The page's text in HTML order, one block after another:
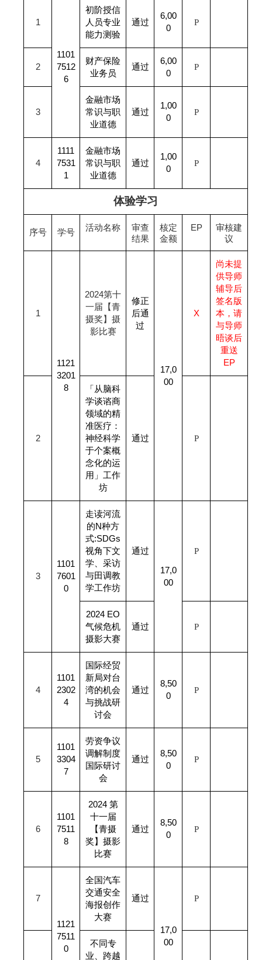
1
1101
7512
6
初阶授信
人员专业
能力测验
通过
6,00
0
P
2
财产保险
业务员
通过
6,00
0
P
3
金融市场
常识与职
业道德
通过
1,00
0
P
4
1111
7531
1
金融市场
常识与职
业道德
通过
1,00
0
P
体验学习
序号 学号 活动名称
审查
结果
核定
金额
EP
审核建
议
1
1121
3201
8
2024第十
一届【青
摄奖】摄
影比赛
修正
后通
过
17,0
00
X
尚未提
供导师
辅导后
签名版
本，请
与导师
晤谈后
重送
EP
2
「从脑科
学谈谘商
领域的精
准医疗：
神经科学
于个案概
念化的运
用」工作
坊
通过 P
3
1101
7601
0
走读河流
的N种方
式:SDGs
视角下文
学、采访
与田调教
学工作坊
通过
17,0
00
P
2024 EO
气候危机
摄影大赛
通过 P
4
1101
2302
4
国际经贸
新局对台
湾的机会
与挑战研
讨会
通过
8,50
0
P
5
1101
3304
7
劳资争议
调解制度
国际研讨
会
通过
8,50
0
P
6
1101
7511
8
2024 第
十一届
【青摄
奖】摄影
比赛
通过
8,50
0
P
7
1121
7511
0
全国汽车
交通安全
海报创作
大赛
通过
17,0
00
P
不同专
业、跨越